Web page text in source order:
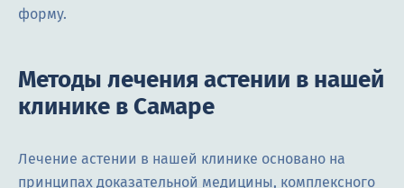
форму.
Методы лечения астении в нашей
клинике в Самаре
Лечение астении в нашей клинике основано на
принципах доказательной медицины, комплексного